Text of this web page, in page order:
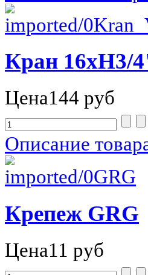
Кран 16хН3/
Цена144 руб
Описание
Крепеж GRG
Цена11 руб